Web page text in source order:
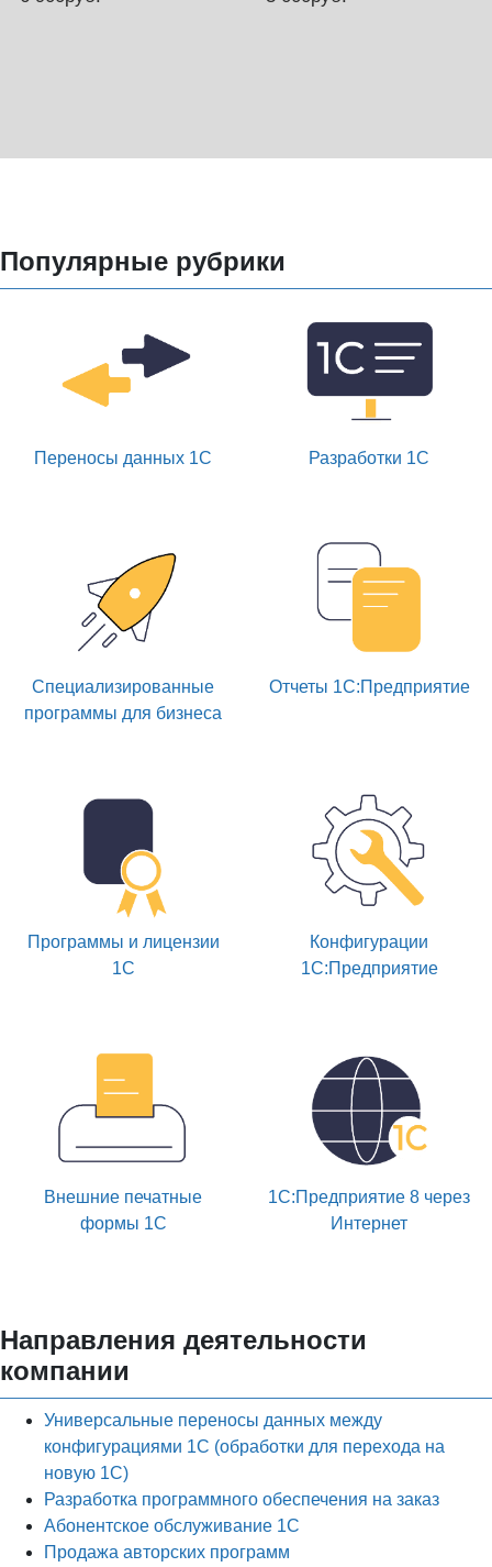
Популярные рубрики
Переносы данных 1С Разработки 1С
Специализированные
программы для бизнеса
Отчеты 1С:Предприятие
Программы и лицензии
1С
Конфигурации
1С:Предприятие
Внешние печатные
формы 1С
1С:Предприятие 8 через
Интернет
Направления деятельности
компании
Универсальные переносы данных между
конфигурациями 1С (обработки для перехода на
новую 1С)
Разработка программного обеспечения на заказ
Абонентское обслуживание 1С
Продажа авторских программ